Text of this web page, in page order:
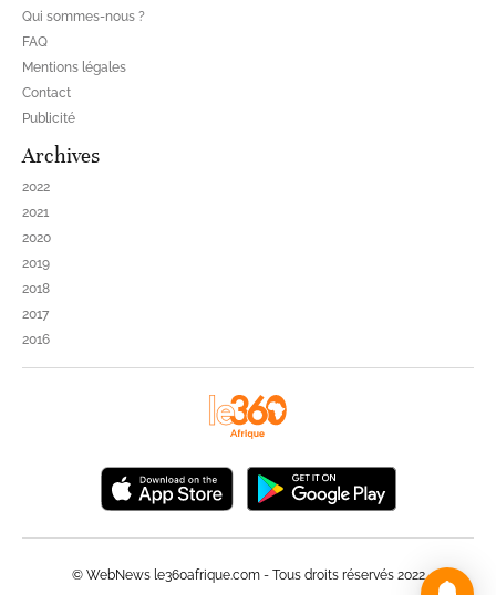
Qui sommes-nous ?
FAQ
Mentions légales
Contact
Publicité
Archives
2022
2021
2020
2019
2018
2017
2016
© WebNews le360afrique.com - Tous droits réservés 2022